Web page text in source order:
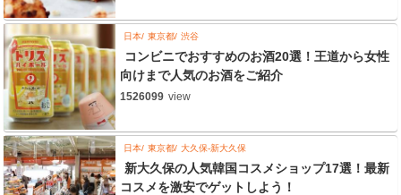
日本 東京都 渋谷
コンビニでおすすめのお酒20選！王道から女性
向けまで人気のお酒をご紹介
1526099 view
日本 東京都 大久保-新大久保
新大久保の人気韓国コスメショップ17選！最新
コスメを激安でゲットしよう！